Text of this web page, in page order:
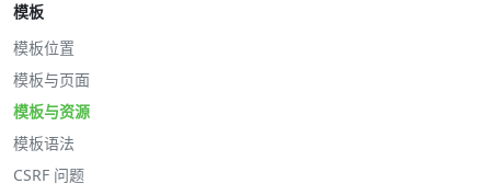
模板
模板位置
模板与页面
模板与资源
模板语法
CSRF 问题